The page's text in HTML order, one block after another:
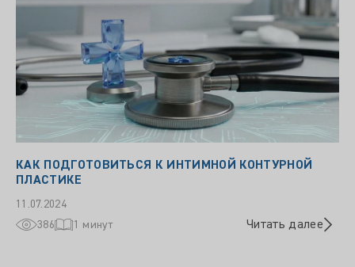
КАК ПОДГОТОВИТЬСЯ К ИНТИМНОЙ КОНТУРНОЙ
ПЛАСТИКЕ
11.07.2024
386
1 минут Читать далее